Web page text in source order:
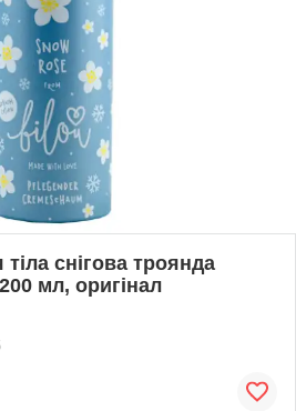
снігова троянда
мл, оригінал